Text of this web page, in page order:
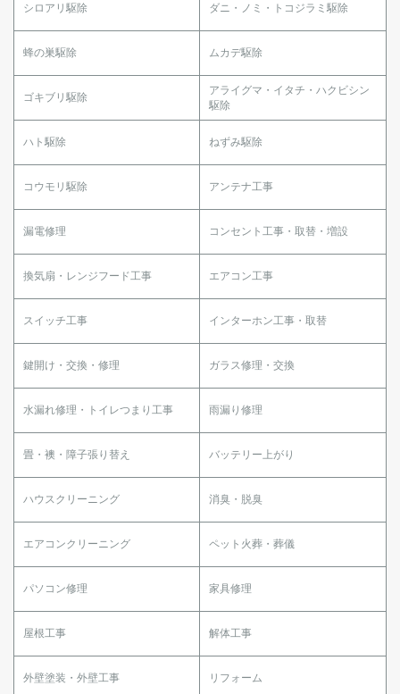
シロアリ駆除 ダニ・ノミ・トコジラミ駆除
蜂の巣駆除 ムカデ駆除
ゴキブリ駆除
アライグマ・イタチ・ハクビシン
駆除
ハト駆除 ねずみ駆除
コウモリ駆除 アンテナ工事
漏電修理 コンセント工事・取替・増設
換気扇・レンジフード工事 エアコン工事
スイッチ工事 インターホン工事・取替
鍵開け・交換・修理 ガラス修理・交換
水漏れ修理・トイレつまり工事 雨漏り修理
畳・襖・障子張り替え バッテリー上がり
ハウスクリーニング 消臭・脱臭
エアコンクリーニング ペット火葬・葬儀
パソコン修理 家具修理
屋根工事 解体工事
外壁塗装・外壁工事 リフォーム